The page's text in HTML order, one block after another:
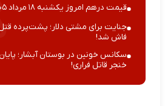
قیمت درهم امروز یکشنبه ۱۸ مرداد ۱۴۰۵
جنایت برای مشتی دلار؛ پشت‌پرده
فاش شد!
سکانس خونین در بوستان آبشار؛
خنجر قاتل فراری!